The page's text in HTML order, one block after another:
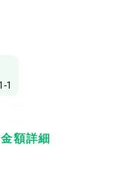
1
金額詳細